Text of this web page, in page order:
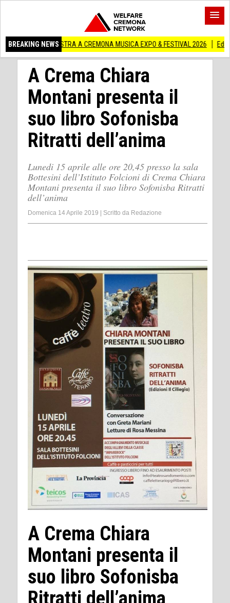
BREAKING NEWS
MOSTRA A CREMONA MUSICA EXPO & FESTIVAL 2026 Edilizia lombarda,
A Crema Chiara
Montani presenta il
suo libro Sofonisba
Ritratti dell’anima
Lunedi 15 aprile alle ore 20,45 presso la sala
Bottesini dell’Istituto Folcioni di Crema Chiara
Montani presenta il suo libro Sofonisba Ritratti
dell’anima
Domenica 14 Aprile 2019 Scritto da Redazione
A Crema Chiara
Montani presenta il
suo libro Sofonisba
Ritratti dell’anima